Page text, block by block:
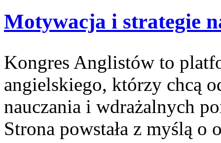
Motywacja i strategie
Kongres Anglistów to
angielskiego, którzy chcą
nauczania i wdrażalnych
Strona powstała z myślą o